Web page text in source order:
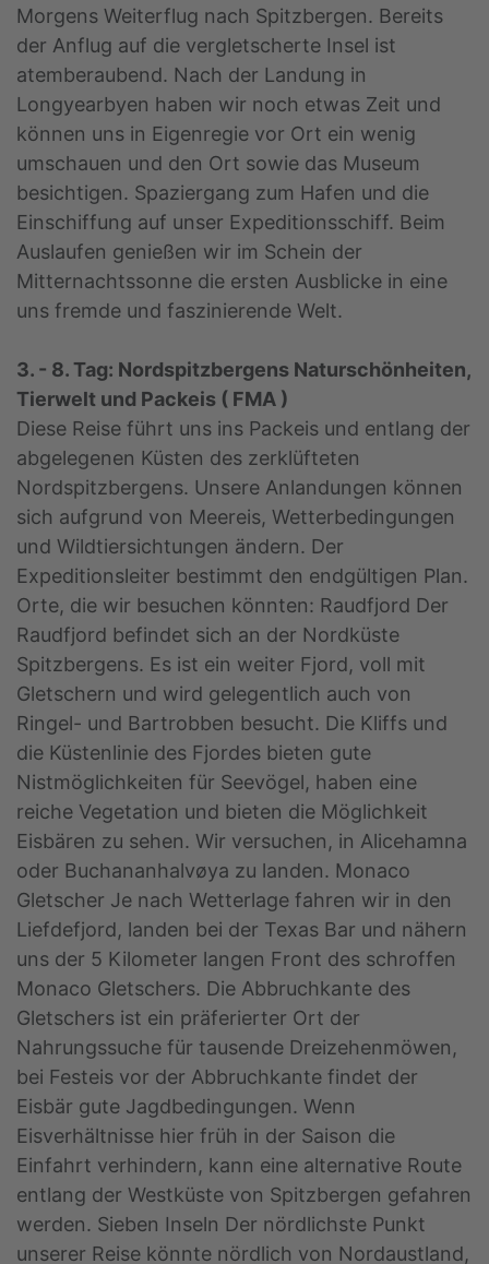
Morgens Weiterflug nach Spitzbergen. Bereits
der Anflug auf die vergletscherte Insel ist
atemberaubend. Nach der Landung in
Longyearbyen haben wir noch etwas Zeit und
können uns in Eigenregie vor Ort ein wenig
umschauen und den Ort sowie das Museum
besichtigen. Spaziergang zum Hafen und die
Einschiffung auf unser Expeditionsschiff. Beim
Auslaufen genießen wir im Schein der
Mitternachtssonne die ersten Ausblicke in eine
uns fremde und faszinierende Welt.
3. - 8. Tag: Nordspitzbergens Naturschönheiten,
Tierwelt und Packeis ( FMA )
Diese Reise führt uns ins Packeis und entlang der
abgelegenen Küsten des zerklüfteten
Nordspitzbergens. Unsere Anlandungen können
sich aufgrund von Meereis, Wetterbedingungen
und Wildtiersichtungen ändern. Der
Expeditionsleiter bestimmt den endgültigen Plan.
Orte, die wir besuchen könnten: Raudfjord Der
Raudfjord befindet sich an der Nordküste
Spitzbergens. Es ist ein weiter Fjord, voll mit
Gletschern und wird gelegentlich auch von
Ringel- und Bartrobben besucht. Die Kliffs und
die Küstenlinie des Fjordes bieten gute
Nistmöglichkeiten für Seevögel, haben eine
reiche Vegetation und bieten die Möglichkeit
Eisbären zu sehen. Wir versuchen, in Alicehamna
oder Buchananhalvøya zu landen. Monaco
Gletscher Je nach Wetterlage fahren wir in den
Liefdefjord, landen bei der Texas Bar und nähern
uns der 5 Kilometer langen Front des schroffen
Monaco Gletschers. Die Abbruchkante des
Gletschers ist ein präferierter Ort der
Nahrungssuche für tausende Dreizehenmöwen,
bei Festeis vor der Abbruchkante findet der
Eisbär gute Jagdbedingungen. Wenn
Eisverhältnisse hier früh in der Saison die
Einfahrt verhindern, kann eine alternative Route
entlang der Westküste von Spitzbergen gefahren
werden. Sieben Inseln Der nördlichste Punkt
unserer Reise könnte nördlich von Nordaustland,